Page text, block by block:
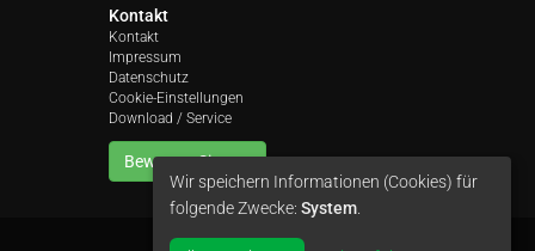
Kontakt
Kontakt
Impressum
Datenschutz
Cookie-Einstellungen
Download / Service
Bewerten Sie uns
Wir speichern Informationen (Cookies) für
folgende Zwecke: System